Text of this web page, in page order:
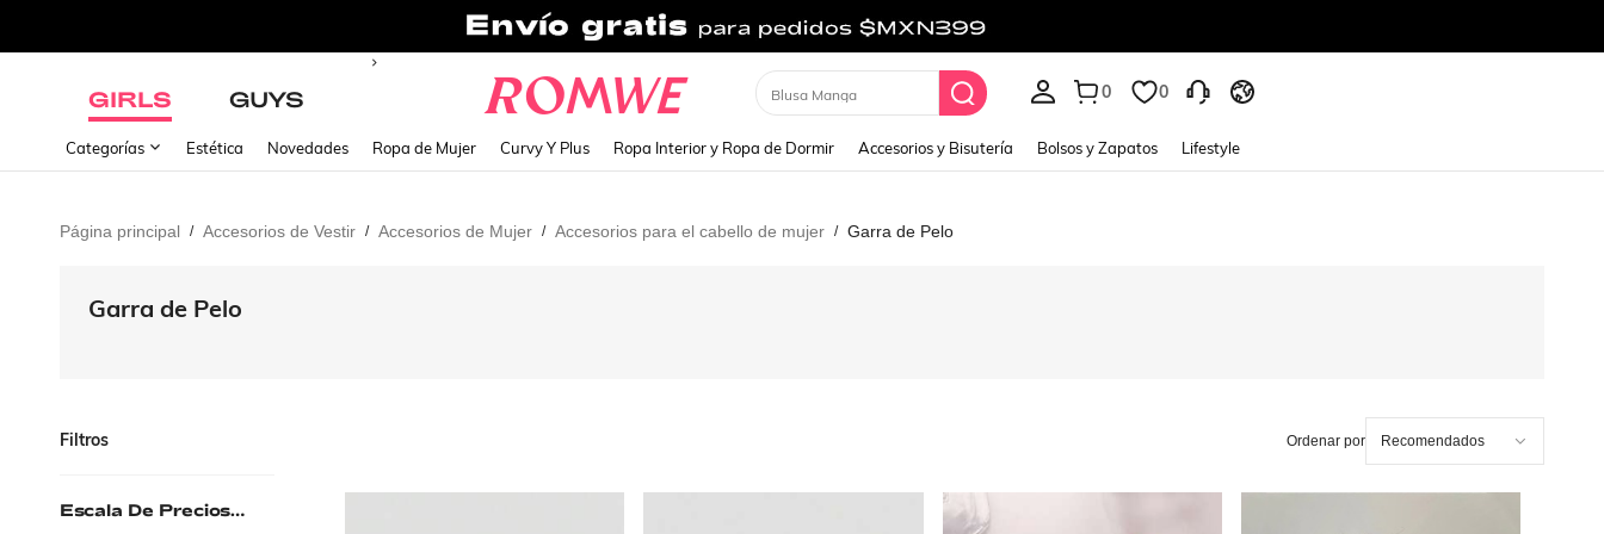
GIRLS GUYS Cardigan 0 0
Categorías Estética Novedades Ropa de Mujer Curvy Y Plus Ropa Interior y Ropa de Dormir Accesorios y Bisutería Bolsos y Zapatos Lifestyle
Página principal / Accesorios de Vestir / Accesorios de Mujer / Accesorios para el cabello de mujer / Garra de Pelo
Garra de Pelo
Filtros
Escala De Precios
Ordenar por